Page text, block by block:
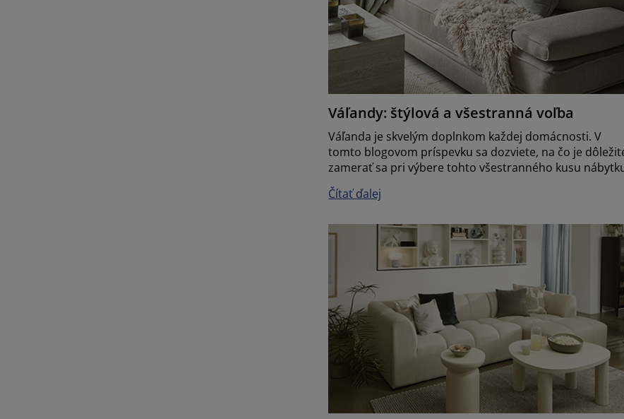
Váľandy: štýlová a všestranná voľba
Váľanda je skvelým doplnkom každej domácnosti. V
tomto blogovom príspevku sa dozviete, na čo je
zamerať sa pri výbere tohto všestranného kusu
Čítať ďalej